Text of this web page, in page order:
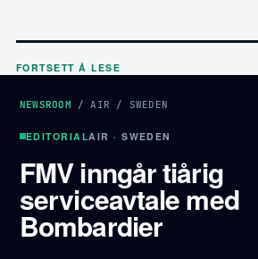
FORTSETT Å LESE
NEWSROOM /AIR / SWEDEN
EDITORIALAIR · SWEDEN
FMV inngår tiårig
serviceavtale med
Bombardier